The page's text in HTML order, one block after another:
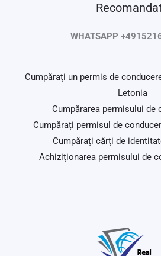
WHATSAPP
Cumpărați un permis de
Letonia
Cumpărarea permisului de
Cumpărați permisul de
Cumpărați cărți de
Achiziționarea permisului de